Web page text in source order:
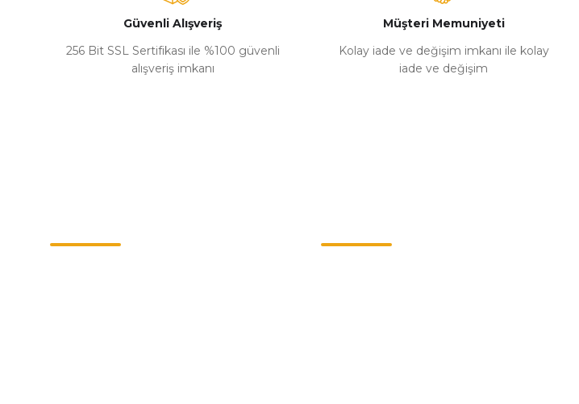
Güvenli Alışveriş
256 Bit SSL Sertifikası ile %100 güvenli
alışveriş imkanı
Müşteri Memuniyeti
Kolay iade ve değişim imkanı ile kolay
iade ve değişim